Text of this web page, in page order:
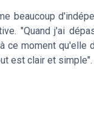
beaucoup
"Quand j'ai
ce moment qu'elle
est clair et simple".